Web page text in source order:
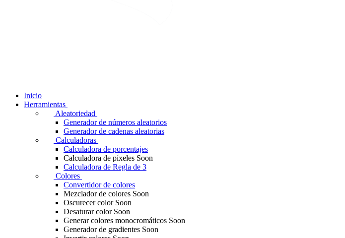
Inicio
Herramientas
Aleatoriedad
Generador de números aleatorios
Generador de cadenas aleatorias
Calculadoras
Calculadora de porcentajes
Calculadora de píxeles Soon
Calculadora de Regla de 3
Colores
Convertidor de colores
Mezclador de colores Soon
Oscurecer color Soon
Desaturar color Soon
Generar colores monocromáticos Soon
Generador de gradientes Soon